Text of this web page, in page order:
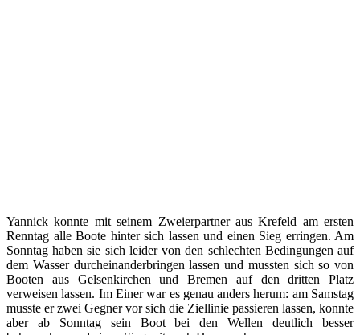
Yannick konnte mit seinem Zweierpartner aus Krefeld am ersten
Renntag alle Boote hinter sich lassen und einen Sieg erringen. Am
Sonntag haben sie sich leider von den schlechten Bedingungen auf
dem Wasser durcheinanderbringen lassen und mussten sich so von
Booten aus Gelsenkirchen und Bremen auf den dritten Platz
verweisen lassen. Im Einer war es genau anders herum: am Samstag
musste er zwei Gegner vor sich die Ziellinie passieren lassen, konnte
aber ab Sonntag sein Boot bei den Wellen deutlich besser